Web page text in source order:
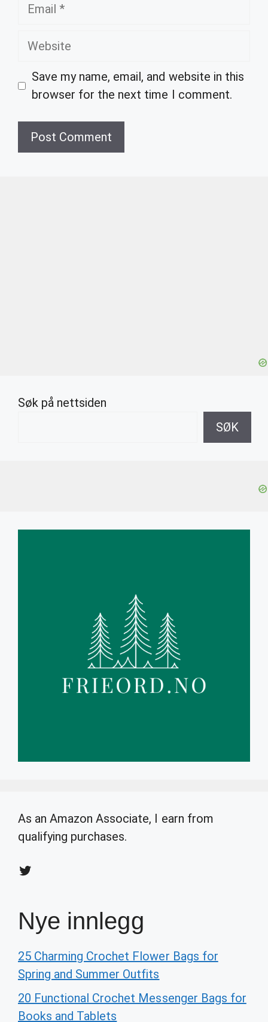
Website
Save my name, email, and website in this
browser for the next time I comment.
Søk på nettsiden
SØK
As an Amazon Associate, I earn from
qualifying purchases.
Twitter
Nye innlegg
25 Charming Crochet Flower Bags for
Spring and Summer Outfits
20 Functional Crochet Messenger Bags for
Books and Tablets